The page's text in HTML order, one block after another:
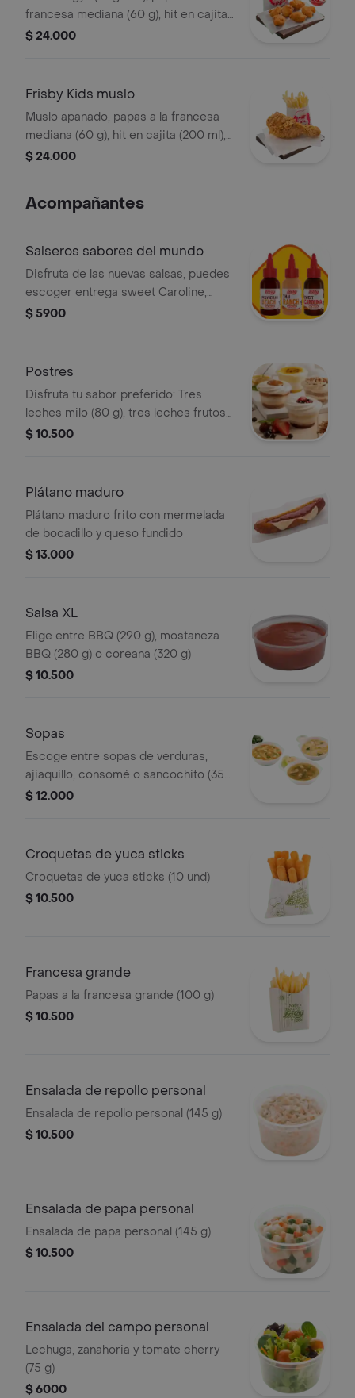
francesa mediana (60 g), hit en cajita
(200 ml), golosina y un divertido
$ 24.000
Frisby Kids muslo
Muslo apanado, papas a la francesa
mediana (60 g), hit en cajita (200 ml),
golosina y un divertido juguete
$ 24.000
Acompañantes
Salseros sabores del mundo
Disfruta de las nuevas salsas, puedes
escoger entrega sweet Caroline,
Polynesian beach o Thai ranch
$ 5900
Postres
Disfruta tu sabor preferido: Tres
leches milo (80 g), tres leches frutos
rojos (90 g), combinado de maracuyá
$ 10.500
Plátano maduro
Plátano maduro frito con mermelada
de bocadillo y queso fundido
$ 13.000
Salsa XL
Elige entre BBQ (290 g), mostaneza
BBQ (280 g) o coreana (320 g)
$ 10.500
Sopas
Escoge entre sopas de verduras,
ajiaquillo, consomé o sancochito (350
g)
$ 12.000
Croquetas de yuca sticks
Croquetas de yuca sticks (10 und)
$ 10.500
Francesa grande
Papas a la francesa grande (100 g)
$ 10.500
Ensalada de repollo personal
Ensalada de repollo personal (145 g)
$ 10.500
Ensalada de papa personal
Ensalada de papa personal (145 g)
$ 10.500
Ensalada del campo personal
Lechuga, zanahoria y tomate cherry
(75 g)
$ 6000